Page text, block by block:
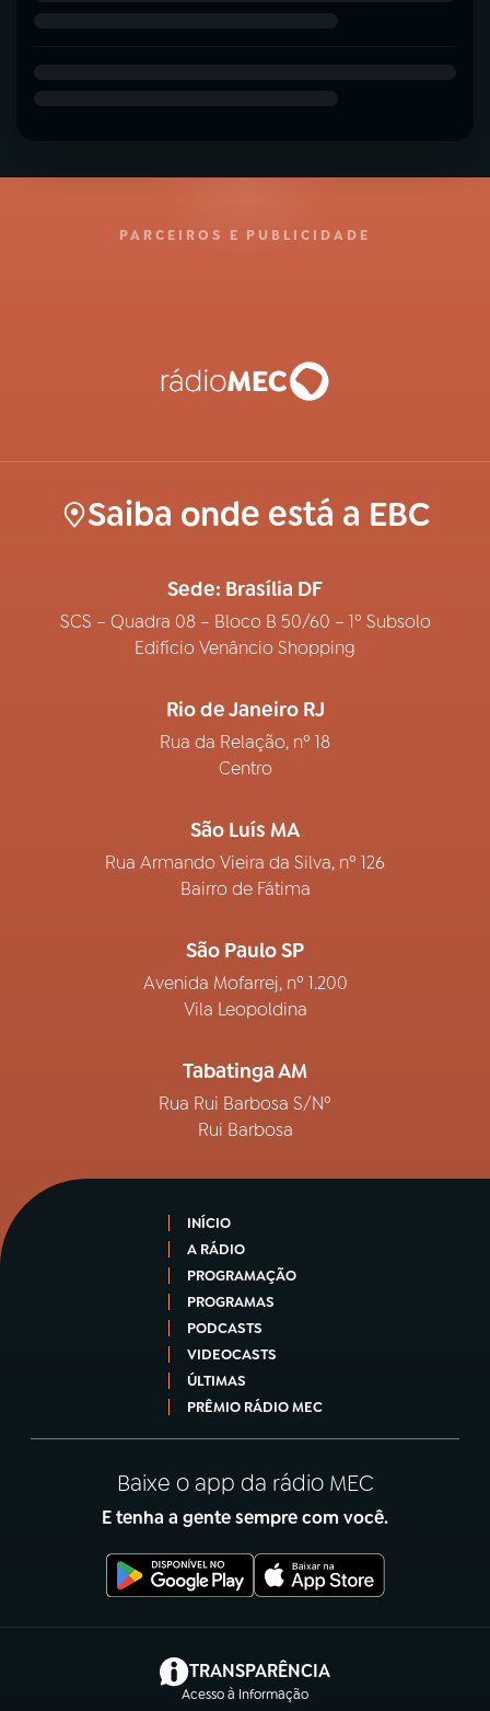
PARCEIROS E PUBLICIDADE
Saiba onde está a EBC
Sede: Brasília DF
SCS – Quadra 08 – Bloco B 50/60 – 1º Subsolo
Edifício Venâncio Shopping
Rio de Janeiro RJ
Rua da Relação, nº 18
Centro
São Luís MA
Rua Armando Vieira da Silva, nº 126
Bairro de Fátima
São Paulo SP
Avenida Mofarrej, nº 1.200
Vila Leopoldina
Tabatinga AM
Rua Rui Barbosa S/Nº
Rui Barbosa
INÍCIO
A RÁDIO
PROGRAMAÇÃO
PROGRAMAS
PODCASTS
VIDEOCASTS
ÚLTIMAS
PRÊMIO RÁDIO MEC
Baixe o app da rádio MEC
E tenha a gente sempre com você.
TRANSPARÊNCIA
Acesso à Informação
(abre em nova aba)